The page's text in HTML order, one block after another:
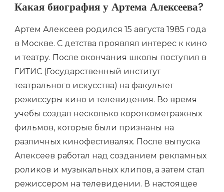
Какая биография у Артема Алексеева?
Артем Алексеев родился 15 августа 1985 года
в Москве. С детства проявлял интерес к кино
и театру. После окончания школы поступил в
ГИТИС (Государственный институт
театрального искусства) на факультет
режиссуры кино и телевидения. Во время
учебы создал несколько короткометражных
фильмов, которые были признаны на
различных кинофестивалях. После выпуска
Алексеев работал над созданием рекламных
роликов и музыкальных клипов, а затем стал
режиссером на телевидении. В настоящее